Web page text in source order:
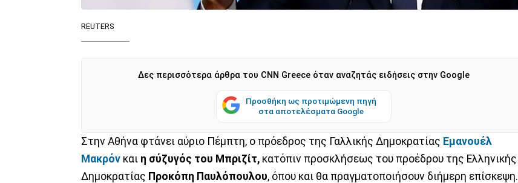
REUTERS
Δες περισσότερα άρθρα του CNN Greece όταν αναζητάς ειδήσεις στην Google
Προσθήκη ως προτιμώμενη πηγή
στα αποτελέσματα Google
Στην Αθήνα φτάνει αύριο Πέμπτη, ο πρόεδρος της Γαλλικής Δημοκρατίας Εμανουέλ
Μακρόν και η σύζυγός του Μπριζίτ, κατόπιν προσκλήσεως του προέδρου της Ελληνικής
Δημοκρατίας Προκόπη Παυλόπουλου, όπου και θα πραγματοποιήσουν διήμερη επίσκεψη.